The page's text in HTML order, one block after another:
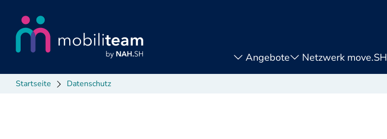
Angebote Netzwerk move.SH
Startseite Datenschutz